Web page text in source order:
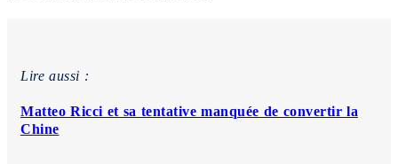
Lire aussi :
Matteo Ricci et sa tentative manquée de convertir la
Chine